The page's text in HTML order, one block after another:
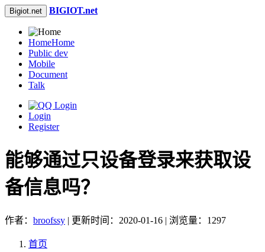
Bigiot.net BIGIOT.net
HomeHome
Public dev
Mobile
Document
Talk
Login
Register
能够通过只设备登录来获取设
备信息吗？
作者： broofssy | 更新时间：2020-01-16 | 浏览量：1297
首页